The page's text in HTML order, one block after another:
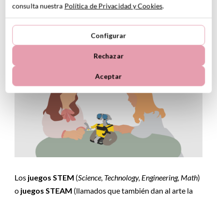
15 JUGUETES STEM PARA NIÑOS:
QUE IMPULSAN LA CREATIVIDAD
26 diciembre, 2025
Los juegos STEM (Science, Technology, Engineering, Math)
o juegos STEAM (llamados que también dan al arte la
consulta nuestra Política de Privacidad y Cookies.
Configurar
Rechazar
Aceptar